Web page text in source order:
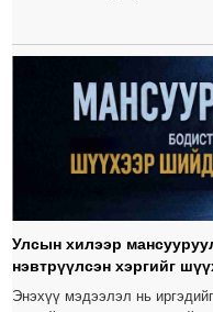
Улсын хилээр
нэвтрүүлсэн хэргийг
Энэхүү мэдээлэл нь